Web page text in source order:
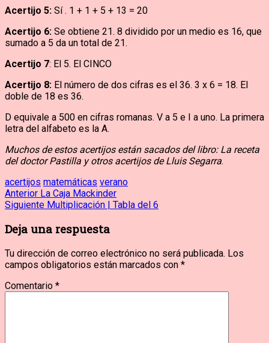
Acertijo 5: Sí . 1 + 1 + 5 + 13 = 20
Acertijo 6: Se obtiene 21. 8 dividido por un medio es 16, que
sumado a 5 da un total de 21.
Acertijo 7: El 5. El CINCO
Acertijo 8: El número de dos cifras es el 36. 3 x 6 = 18. El
doble de 18 es 36.
D equivale a 500 en cifras romanas. V a 5 e I a uno. La primera
letra del alfabeto es la A.
Muchos de estos acertijos están sacados del libro: La receta
del doctor Pastilla y otros acertijos de Lluis Segarra.
acertijos matemáticas verano
Navegación
de
entradas
Anterior Entrada
anterior:
La Caja Mackinder
Siguiente Entrada
Multiplicación | Tabla del 6
Deja una respuesta
Tu dirección de correo electrónico no será publicada. Los
campos obligatorios están marcados con *
Comentario *